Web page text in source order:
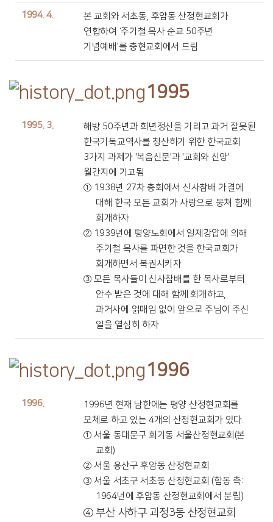
1994. 4.
본 교회와 서초동, 후암동 산정현교회가
연합하여 ‘주기철 목사 순교 50주년
기념예배’를 충현교회에서 드림
1995
1995. 3.
해방 50주년과 희년정신을 기리고 과거 잘못된
한국기독교역사를 청산하기 위한 한국교회
3가지 과제가 '복음신문'과 '교회와 신앙'
월간지에 기고됨
① 1938년 27차 총회에서 신사참배 가결에
대해 한국 모든 교회가 사랑으로 뭉쳐 함께
회개하자
② 1939년에 평양노회에서 일제강압에 의해
주기철 목사를 파면한 것을 한국교회가
회개하면서 복권시키자
③ 모든 목사들이 신사참배를 한 목사로부터
안수 받은 것에 대해 함께 회개하고,
과거사에 얽매임 없이 앞으로 주님이 주신
일을 열심히 하자
1996
1996.
1996년 현재 남한에는 평양 산정현교회를
모체로 하고 있는 4개의 산정현교회가 있다.
① 서울 동대문구 회기동 서울산정현교회(본
교회)
② 서울 용산구 후암동 산정현교회
③ 서울 서초구 서초동 산정현교회 (합동 측:
1964년에 후암동 산정현교회에서 분립)
④ 부산 사하구 괴정3동 산정현교회